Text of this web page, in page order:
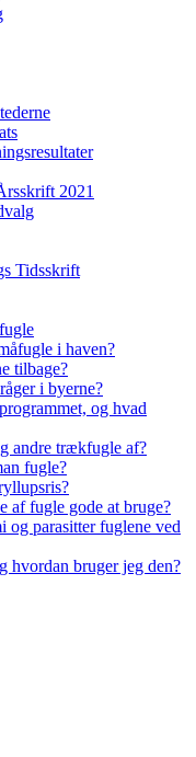
2021
Tidsskrift
i haven?
tilbage?
i byerne?
og hvad
andre trækfugle af?
fugle?
af fugle gode at bruge?
og parasitter fuglene ved
hvordan bruger jeg den?